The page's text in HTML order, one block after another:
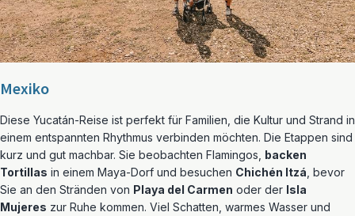
Mexiko
Diese Yucatán-Reise ist perfekt für Familien, die Kultur und Strand in
einem entspannten Rhythmus verbinden möchten. Die Etappen sind
kurz und gut machbar. Sie beobachten Flamingos, backen
Tortillas in einem Maya-Dorf und besuchen Chichén Itzá , bevor
Sie an den Stränden von Playa del Carmen oder der Isla
Mujeres zur Ruhe kommen. Viel Schatten, warmes Wasser und